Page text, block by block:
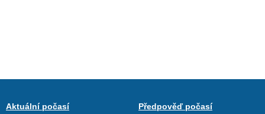
Aktuální počasí
Předpověď počasí